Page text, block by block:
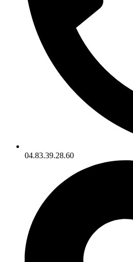
04.83.39.28.60